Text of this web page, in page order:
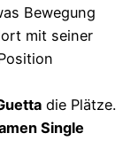
Bewegung
mit seiner
die Plätze.
Single